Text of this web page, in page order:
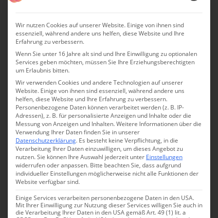
Wir nutzen Cookies auf unserer Website. Einige von ihnen sind
essenziell, während andere uns helfen, diese Website und Ihre
Erfahrung zu verbessern.
Wenn Sie unter 16 Jahre alt sind und Ihre Einwilligung zu optionalen
Services geben möchten, müssen Sie Ihre Erziehungsberechtigten
um Erlaubnis bitten.
Wir verwenden Cookies und andere Technologien auf unserer
Website. Einige von ihnen sind essenziell, während andere uns
helfen, diese Website und Ihre Erfahrung zu verbessern.
Personenbezogene Daten können verarbeitet werden (z. B. IP-
Adressen), z. B. für personalisierte Anzeigen und Inhalte oder die
Messung von Anzeigen und Inhalten.Weitere Informationen über die
Verwendung Ihrer Daten finden Sie in unserer
Datenschutzerklärung. Es besteht keine Verpflichtung, in die
Verarbeitung Ihrer Daten einzuwilligen, um dieses Angebot zu
nutzen.Sie können Ihre Auswahl jederzeit unter Einstellungen
widerrufen oder anpassen. Bitte beachten Sie, dass aufgrund
individueller Einstellungen möglicherweise nicht alle Funktionen der
Website verfügbar sind.
Einige Services verarbeiten personenbezogene Daten in den USA.
Mit Ihrer Einwilligung zur Nutzung dieser Services willigen Sie auch in
die Verarbeitung Ihrer Daten in den USA gemäß Art. 49 (1) lit. a